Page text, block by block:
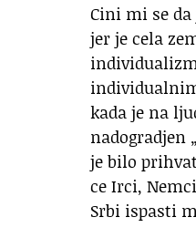
Cini mi se
jer je cela
kada je na
nadogradjen
je bilo
ce Irci,
Srbi ispasti